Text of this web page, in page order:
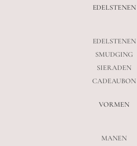
EDELSTENEN
EDELSTENEN
SMUDGING
SIERADEN
CADEAUBON
VORMEN
MANEN